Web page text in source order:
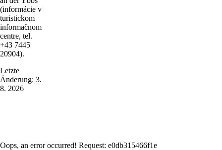
(informácie v
turistickom
informačnom
centre, tel.
+43 7445
20904).
Letzte
Änderung: 3.
8. 2026
Oops, an error occurred! Request: e0db315466f1e